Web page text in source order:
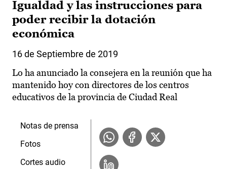
Igualdad y las instrucciones para
poder recibir la dotación
económica
16 de Septiembre de 2019
Lo ha anunciado la consejera en la reunión que ha
mantenido hoy con directores de los centros
educativos de la provincia de Ciudad Real
Notas de prensa
Fotos
Cortes audio